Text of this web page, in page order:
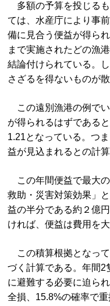
多額の予算を投じる
ては、水産庁により事
備に見合う便益が得ら
まで実施されたどの漁
結論付けられている。
さざるを得ないものが散
この遠別漁港の例で
が得られるはずである
1.21となっている。つ
益が見込まれるとの計算
この年間便益で最大の
救助・災害対策効果」
益の半分である約２億
ければ、便益は費用を
この積算根拠となっ
づく計算である。年間2
に避難する必要に迫ら
全損、15.8%の確率で